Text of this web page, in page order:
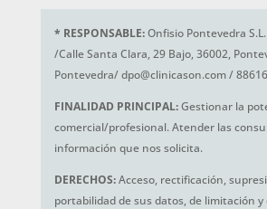
* RESPONSABLE:Onfisio Pontevedra
/Calle Santa Clara, 29 Bajo, 36002,
Pontevedra/ dpo@clinicason.com /
FINALIDAD PRINCIPAL:Gestionar la
comercial/profesional. Atender las
información que nos solicita.
DERECHOS:Acceso, rectificación,
portabilidad de sus datos, de limitación y